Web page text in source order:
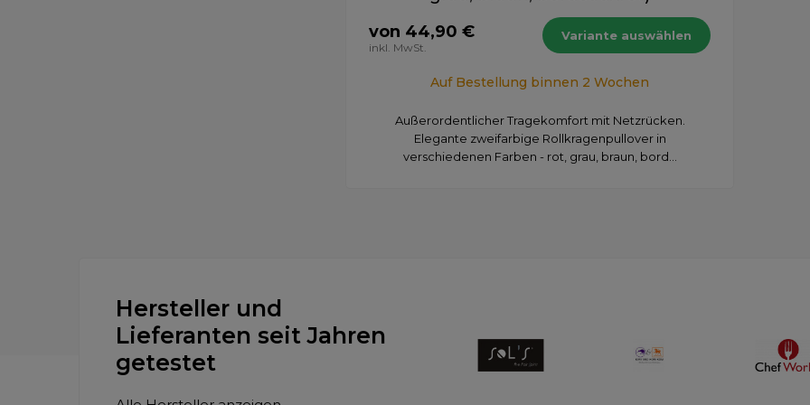
von 44,90 €
inkl. MwSt.
Variante auswählen
Auf Bestellung binnen 2 Wochen
Außerordentlicher Tragekomfort mit Netzrücken.
Elegante zweifarbige Rollkragenpullover in
verschiedenen Farben - rot, grau, braun, bord...
Hersteller und
Lieferanten seit Jahren
getestet